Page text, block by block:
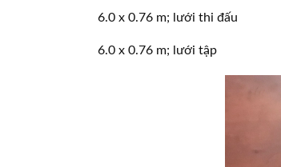
6.0 x 0.76 m; lưới thi đấu
6.0 x 0.76 m; lưới tập